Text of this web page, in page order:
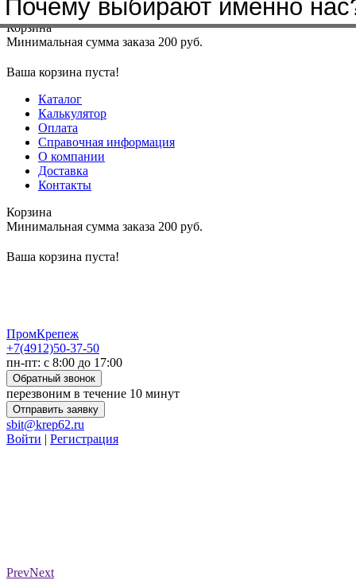
Меню+7(4912)50-37-50sbit@krep62.ru
Корзина
Минимальная сумма заказа 200 руб.
Ваша корзина пуста!
Каталог
Калькулятор
Оплата
Справочная информация
О компании
Доставка
Контакты
Корзина
Минимальная сумма заказа 200 руб.
Ваша корзина пуста!
ПромКрепеж
+7(4912)50-37-50
пн-пт: с 8:00 до 17:00
Обратный звонок
перезвоним в течение 10 минут
Отправить заявку
sbit@krep62.ru
Войти | Регистрация
PrevNext
Почему выбирают именно